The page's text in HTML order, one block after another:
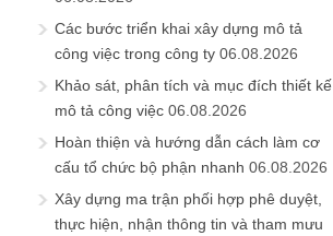
Các bước triển khai xây dựng mô tả
công việc trong công ty 06.08.2026
Khảo sát, phân tích và mục đích thiết kế
mô tả công việc 06.08.2026
Hoàn thiện và hướng dẫn cách làm cơ
cấu tổ chức bộ phận nhanh 06.08.2026
Xây dựng ma trận phối hợp phê duyệt,
thực hiện, nhận thông tin và tham mưu